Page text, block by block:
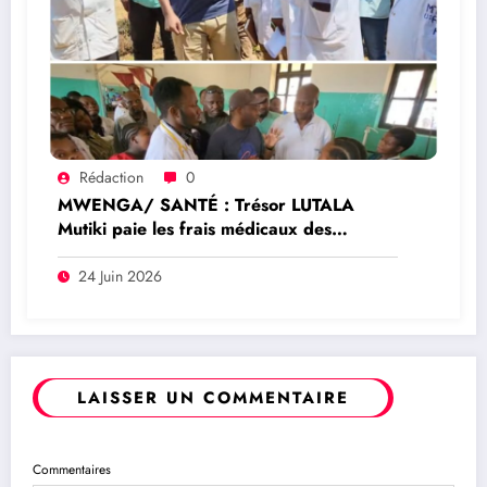
Rédaction 0
MWENGA/ SANTÉ : Trésor LUTALA
Mutiki paie les frais médicaux des
mamans césarisées et dote l’Hôpital
Général de Kamituga en médicaments
24 Juin 2026
LAISSER UN COMMENTAIRE
Commentaires